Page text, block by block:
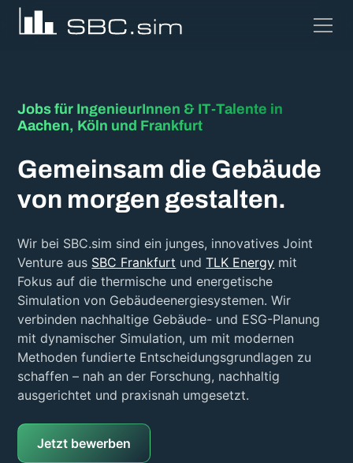
Jobs für IngenieurInnen & IT-Talente in
Aachen, Köln und Frankfurt
Gemeinsam die Gebäude
von morgen gestalten.
Wir bei SBC.sim sind ein junges, innovatives Joint
Venture aus SBC Frankfurt undTLK Energy mit
Fokus auf die thermische und energetische
Simulation von Gebäudeenergiesystemen. Wir
verbinden nachhaltige Gebäude- und ESG-Planung
mit dynamischer Simulation, um mit modernen
Methoden fundierte Entscheidungsgrundlagen zu
schaffen – nah an der Forschung, nachhaltig
ausgerichtet und praxisnah umgesetzt.
Jetzt bewerben